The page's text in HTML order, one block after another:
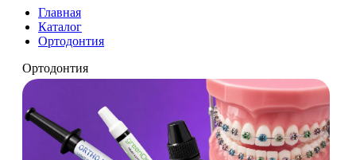
Главная
Каталог
Ортодонтия
Ортодонтия